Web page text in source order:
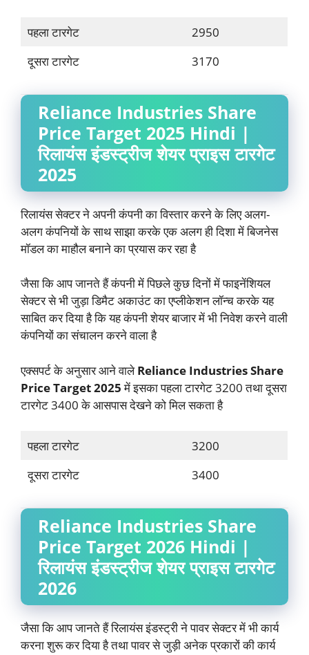
पहला टारगेट
2950
दूसरा टारगेट
3170
Reliance Industries Share
Price Target 2025 Hindi |
रिलायंस इंडस्ट्रीज शेयर प्राइस टारगेट
2025
रिलायंस सेक्टर ने अपनी कंपनी का विस्तार करने के लिए अलग-
अलग कंपनियों के साथ साझा करके एक अलग ही दिशा में बिजनेस
मॉडल का माहौल बनाने का प्रयास कर रहा है
जैसा कि आप जानते हैं कंपनी में पिछले कुछ दिनों में फाइनेंशियल
सेक्टर से भी जुड़ा डिमैट अकाउंट का एप्लीकेशन लॉन्च करके यह
साबित कर दिया है कि यह कंपनी शेयर बाजार में भी निवेश करने वाली
कंपनियों का संचालन करने वाला है
एक्सपर्ट के अनुसार आने वालेReliance Industries Share
Price Target 2025में इसका पहला टारगेट 3200 तथा दूसरा
टारगेट 3400 के आसपास देखने को मिल सकता है
पहला टारगेट
3200
दूसरा टारगेट
3400
Reliance Industries Share
Price Target 2026 Hindi |
रिलायंस इंडस्ट्रीज शेयर प्राइस टारगेट
2026
जैसा कि आप जानते हैं रिलायंस इंडस्ट्री ने पावर सेक्टर में भी कार्य
करना शुरू कर दिया है तथा पावर से जुड़ी अनेक प्रकारों की कार्य